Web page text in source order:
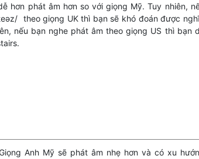
hơn phát âm hơn so với giọng Mỹ. Tuy nhiên,
theo giọng UK thì bạn sẽ khó đoán được
nếu bạn nghe phát âm theo giọng US thì bạn
Anh Mỹ sẽ phát âm nhẹ hơn và có xu